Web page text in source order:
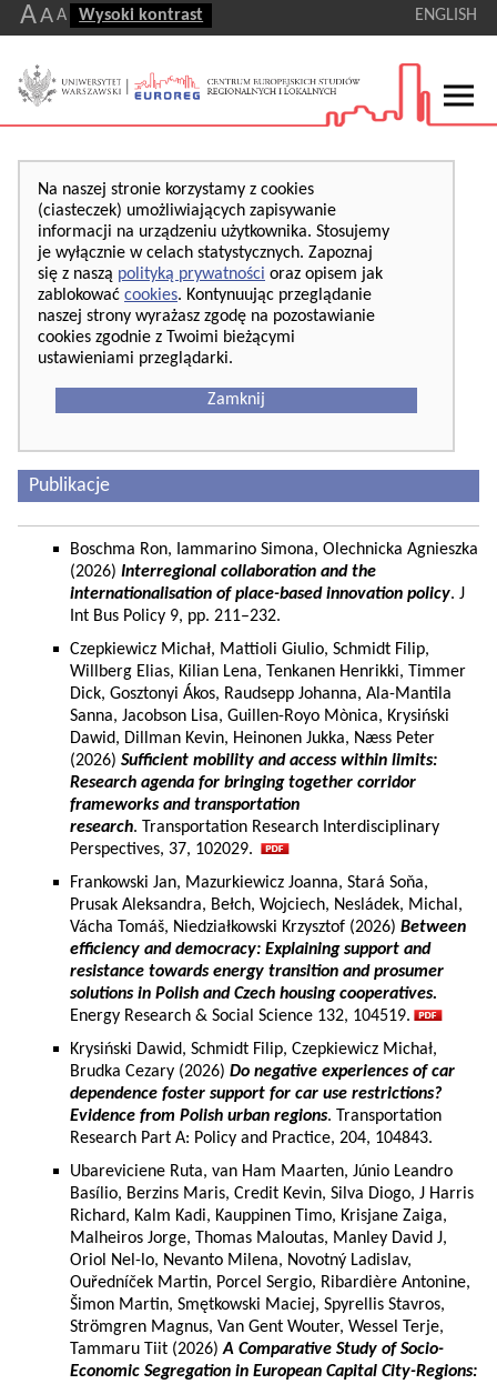
AA A Wysoki kontrast ENGLISH
Na naszej stronie korzystamy z cookies
(ciasteczek) umożliwiających zapisywanie
informacji na urządzeniu użytkownika. Stosujemy
je wyłącznie w celach statystycznych. Zapoznaj
się z naszą polityką prywatności oraz opisem jak
zablokować cookies. Kontynuując przeglądanie
naszej strony wyrażasz zgodę na pozostawianie
cookies zgodnie z Twoimi bieżącymi
ustawieniami przeglądarki.
Zamknij
Publikacje
Boschma Ron, Iammarino Simona, Olechnicka Agnieszka
(2026) Interregional collaboration and the
internationalisation of place-based innovation policy. J
Int Bus Policy 9, pp. 211–232.
Czepkiewicz Michał, Mattioli Giulio, Schmidt Filip,
Willberg Elias, Kilian Lena, Tenkanen Henrikki, Timmer
Dick, Gosztonyi Ákos, Raudsepp Johanna, Ala-Mantila
Sanna, Jacobson Lisa, Guillen-Royo Mònica, Krysiński
Dawid, Dillman Kevin, Heinonen Jukka, Næss Peter
(2026) Sufficient mobility and access within limits:
Research agenda for bringing together corridor
frameworks and transportation
research. Transportation Research Interdisciplinary
Perspectives, 37, 102029.
Frankowski Jan, Mazurkiewicz Joanna, Stará Soňa,
Prusak Aleksandra, Bełch, Wojciech, Nesládek, Michal,
Vácha Tomáš, Niedziałkowski Krzysztof (2026) Between
efficiency and democracy: Explaining support and
resistance towards energy transition and prosumer
solutions in Polish and Czech housing cooperatives.
Energy Research & Social Science 132, 104519.
Krysiński Dawid, Schmidt Filip, Czepkiewicz Michał,
Brudka Cezary (2026) Do negative experiences of car
dependence foster support for car use restrictions?
Evidence from Polish urban regions. Transportation
Research Part A: Policy and Practice, 204, 104843.
Ubareviciene Ruta, van Ham Maarten, Júnio Leandro
Basílio, Berzins Maris, Credit Kevin, Silva Diogo, J Harris
Richard, Kalm Kadi, Kauppinen Timo, Krisjane Zaiga,
Malheiros Jorge, Thomas Maloutas, Manley David J,
Oriol Nel-lo, Nevanto Milena, Novotný Ladislav,
Ouředníček Martin, Porcel Sergio, Ribardière Antonine,
Šimon Martin, Smętkowski Maciej, Spyrellis Stavros,
Strömgren Magnus, Van Gent Wouter, Wessel Terje,
Tammaru Tiit (2026)A Comparative Study of Socio-
Economic Segregation in European Capital City-Regions: